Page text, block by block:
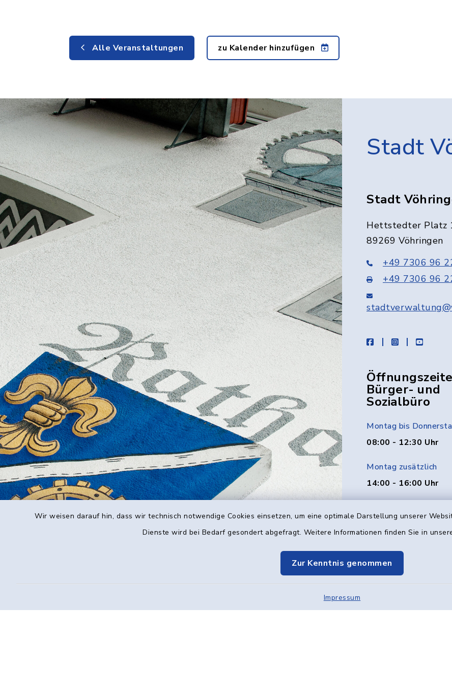
Wir weisen darauf hin, dass wir technisch notwendige Cookies einsetzen, um eine optimale Darstellung unserer
Dienste wird bei Bedarf gesondert abgefragt. Weitere Informationen finden Sie in
Zur Kenntnis genommen
Impressum
Alle Veranstaltungen zu Kalender hinzufügen
Stadt
Stadt
Hettstedter Platz
89269 Vöhringen
+49 7306 96
+49 7306 96
facebookinstagramyoutube
Bürger- und
Sozialbüro
Montag bis
08:00 - 12:30 Uhr
Montag zusätzlich
14:00 - 16:00 Uhr
Freitag
08:00 - 12:00 Uhr